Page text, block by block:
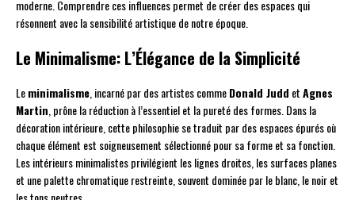
moderne. Comprendre ces influences permet de créer des espaces qui
résonnent avec la sensibilité artistique de notre époque.
Le Minimalisme: L’Élégance de la Simplicité
Leminimalisme, incarné par des artistes commeDonald Judd etAgnes
Martin, prône la réduction à l’essentiel et la pureté des formes. Dans la
décoration intérieure, cette philosophie se traduit par des espaces épurés où
chaque élément est soigneusement sélectionné pour sa forme et sa fonction.
Les intérieurs minimalistes privilégient les lignes droites, les surfaces planes
et une palette chromatique restreinte, souvent dominée par le blanc, le noir et